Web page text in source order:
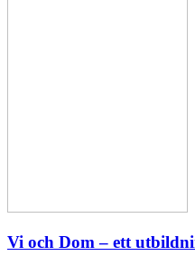
Vi och Dom – ett